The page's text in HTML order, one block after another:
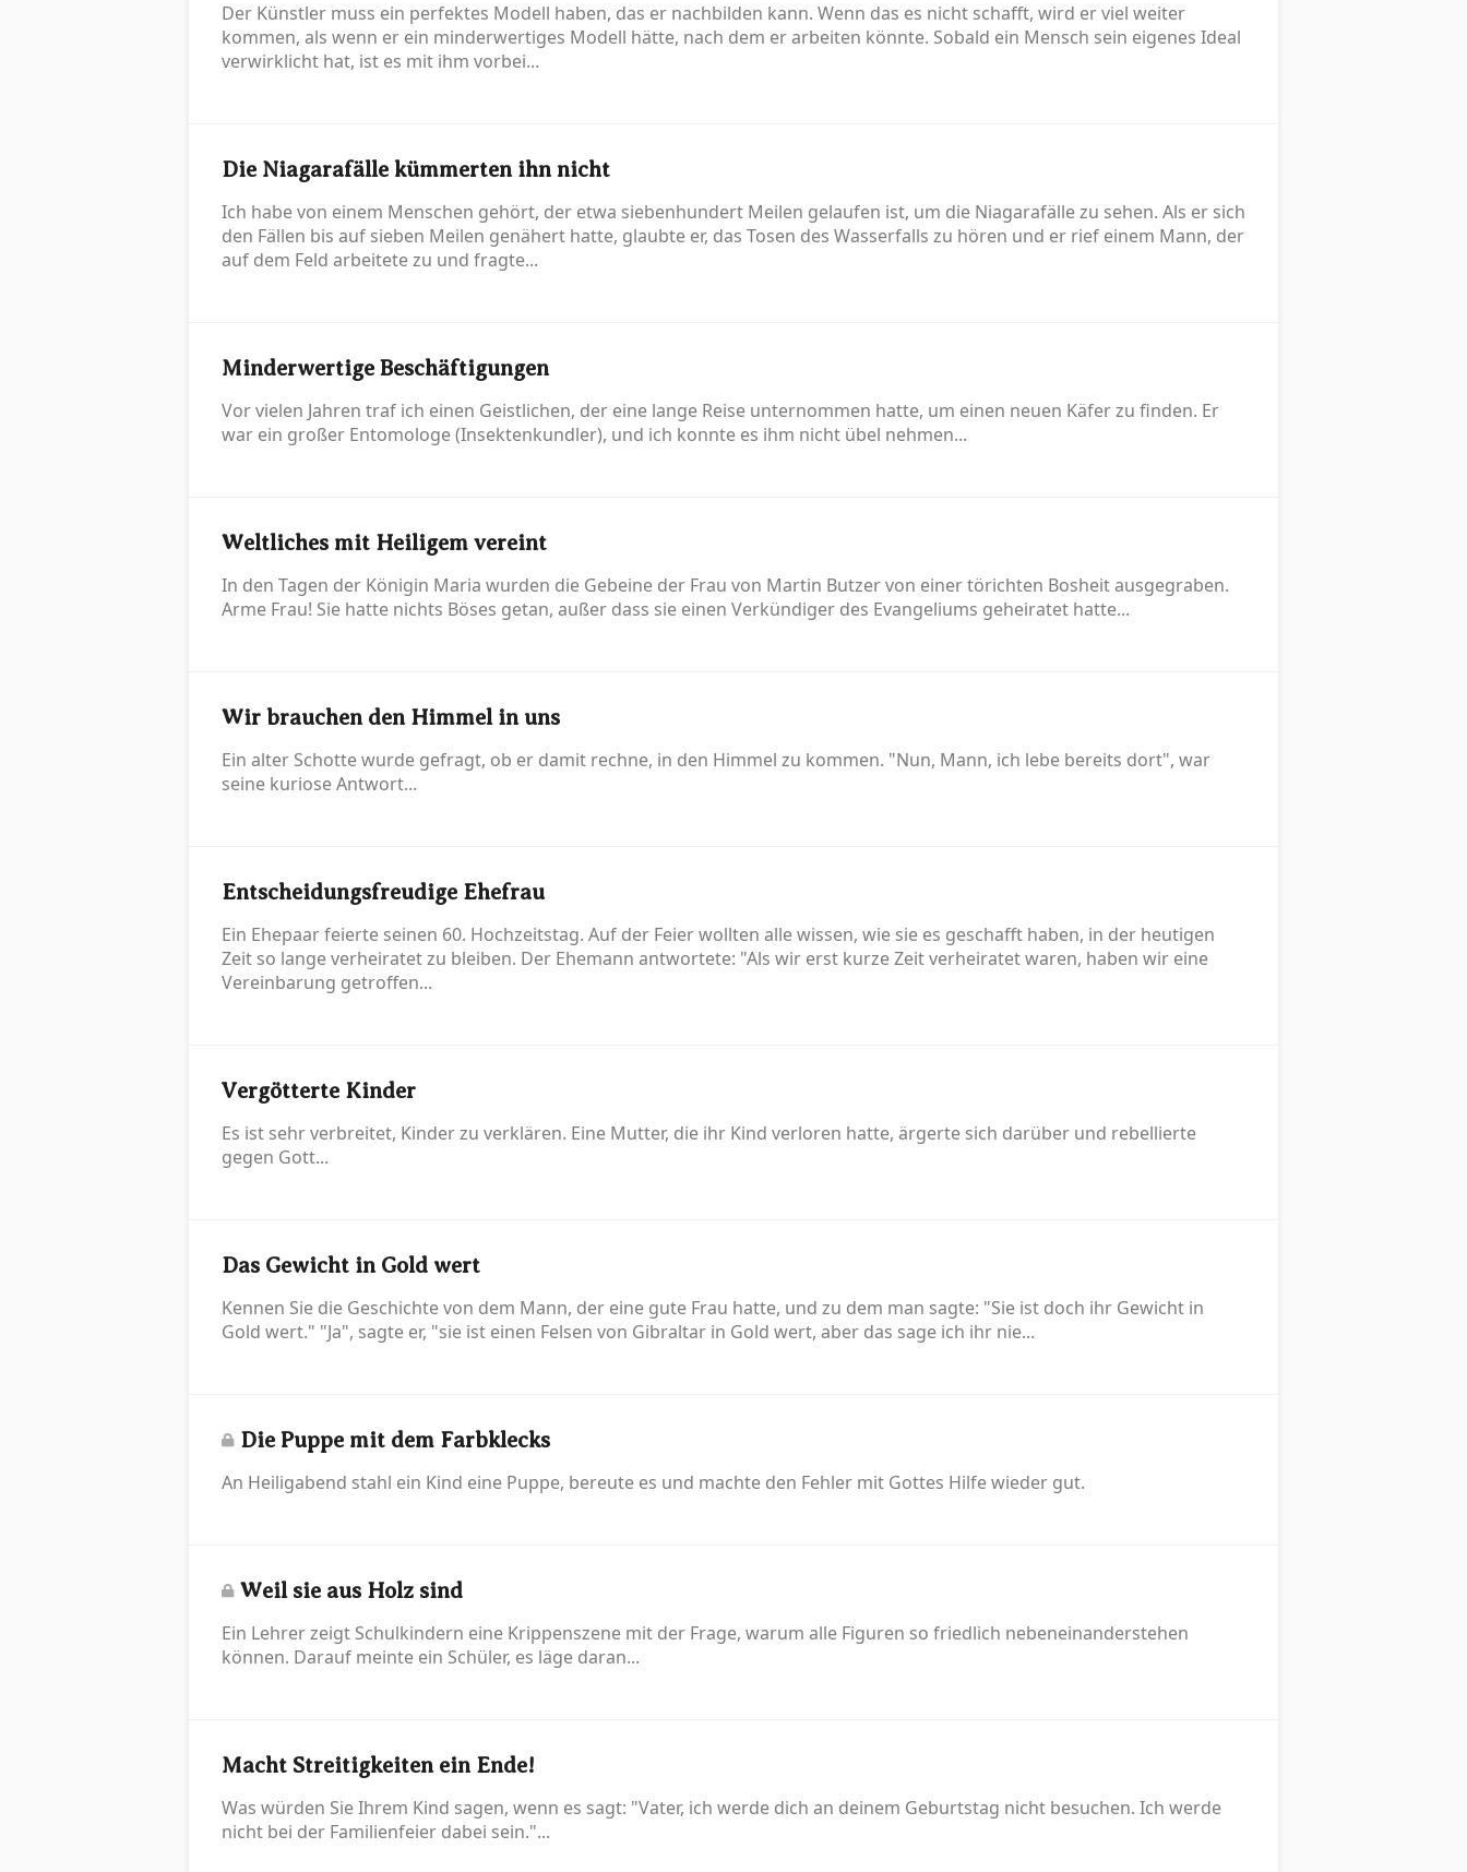
Der Künstler muss ein perfektes Modell haben, das er nachbilden kann. Wenn das es nicht schafft, wird er viel weiter
kommen, als wenn er ein minderwertiges Modell hätte, nach dem er arbeiten könnte. Sobald ein Mensch sein eigenes Ideal
verwirklicht hat, ist es mit ihm vorbei...
Die Niagarafälle kümmerten ihn nicht
Ich habe von einem Menschen gehört, der etwa siebenhundert Meilen gelaufen ist, um die Niagarafälle zu sehen. Als er sich
den Fällen bis auf sieben Meilen genähert hatte, glaubte er, das Tosen des Wasserfalls zu hören und er rief einem Mann, der
auf dem Feld arbeitete zu und fragte...
Minderwertige Beschäftigungen
Vor vielen Jahren traf ich einen Geistlichen, der eine lange Reise unternommen hatte, um einen neuen Käfer zu finden. Er
war ein großer Entomologe (Insektenkundler), und ich konnte es ihm nicht übel nehmen...
Weltliches mit Heiligem vereint
In den Tagen der Königin Maria wurden die Gebeine der Frau von Martin Butzer von einer törichten Bosheit ausgegraben.
Arme Frau! Sie hatte nichts Böses getan, außer dass sie einen Verkündiger des Evangeliums geheiratet hatte...
Wir brauchen den Himmel in uns
Ein alter Schotte wurde gefragt, ob er damit rechne, in den Himmel zu kommen. "Nun, Mann, ich lebe bereits dort", war
seine kuriose Antwort...
Entscheidungsfreudige Ehefrau
Ein Ehepaar feierte seinen 60. Hochzeitstag. Auf der Feier wollten alle wissen, wie sie es geschafft haben, in der heutigen
Zeit so lange verheiratet zu bleiben. Der Ehemann antwortete: "Als wir erst kurze Zeit verheiratet waren, haben wir eine
Vereinbarung getroffen...
Vergötterte Kinder
Es ist sehr verbreitet, Kinder zu verklären. Eine Mutter, die ihr Kind verloren hatte, ärgerte sich darüber und rebellierte
gegen Gott...
Das Gewicht in Gold wert
Kennen Sie die Geschichte von dem Mann, der eine gute Frau hatte, und zu dem man sagte: "Sie ist doch ihr Gewicht in
Gold wert." "Ja", sagte er, "sie ist einen Felsen von Gibraltar in Gold wert, aber das sage ich ihr nie...
Die Puppe mit dem Farbklecks
An Heiligabend stahl ein Kind eine Puppe, bereute es und machte den Fehler mit Gottes Hilfe wieder gut.
Weil sie aus Holz sind
Ein Lehrer zeigt Schulkindern eine Krippenszene mit der Frage, warum alle Figuren so friedlich nebeneinanderstehen
können. Darauf meinte ein Schüler, es läge daran...
Macht Streitigkeiten ein Ende!
Was würden Sie Ihrem Kind sagen, wenn es sagt: "Vater, ich werde dich an deinem Geburtstag nicht besuchen. Ich werde
nicht bei der Familienfeier dabei sein."...